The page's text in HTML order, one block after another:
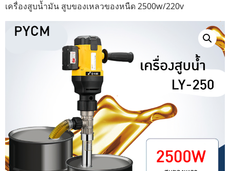
เครื่องสูบน้ำมัน สูบของเหลวของหนืด 2500w/220v